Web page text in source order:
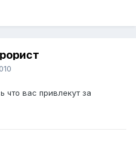
что вас привлекут за